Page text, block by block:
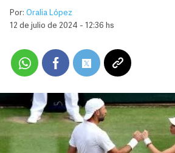
Por: Oralia López
12 de julio de 2024 - 12:36 hs